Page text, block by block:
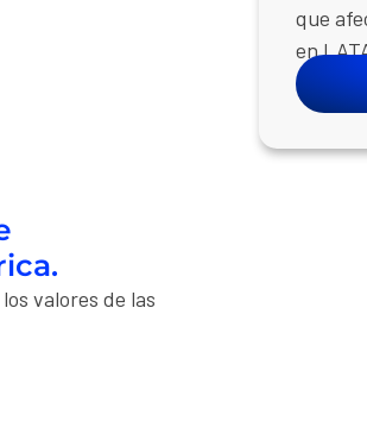
que
en
valores de las